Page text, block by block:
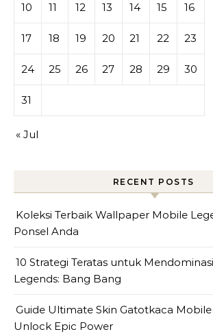
10 11 12 13 14 15 16
17 18 19 20 21 22 23
24 25 26 27 28 29 30
31
« Jul
RECENT POSTS
Koleksi Terbaik Wallpaper Mobile
Ponsel Anda
10 Strategi Teratas untuk
Legends: Bang Bang
Guide Ultimate Skin Gatotkaca Mobile
Unlock Epic Power